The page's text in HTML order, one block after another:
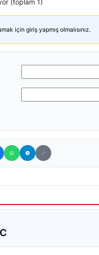
(toplam 1)
için giriş yapmış olmalısınız.